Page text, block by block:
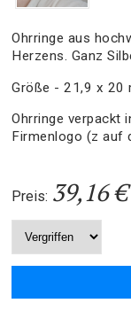
Ohrringe aus
Herzens. Ganz
Größe - 21,9 x 20
Ohrringe verpackt
Firmenlogo (z auf
Preis: 39,16 €